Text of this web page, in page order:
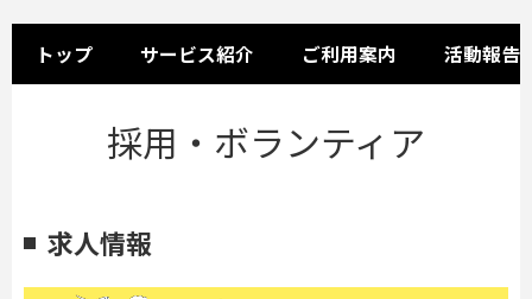
トップ サービス紹介 ご利用案内 活動報告
採用・ボランティア
求人情報